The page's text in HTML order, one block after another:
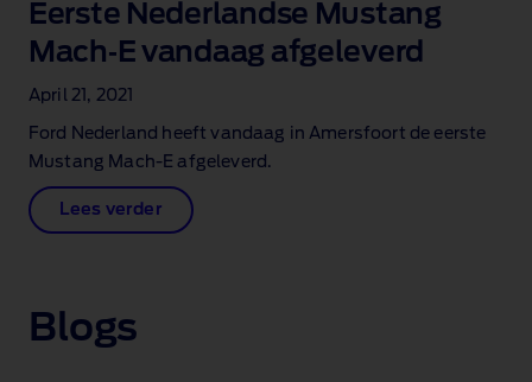
Eerste Nederlandse Mustang
Mach‑E vandaag afgeleverd
April 21, 2021
Ford Nederland heeft vandaag in Amersfoort de eerste
Mustang Mach‑E afgeleverd.
Lees verder
Blogs